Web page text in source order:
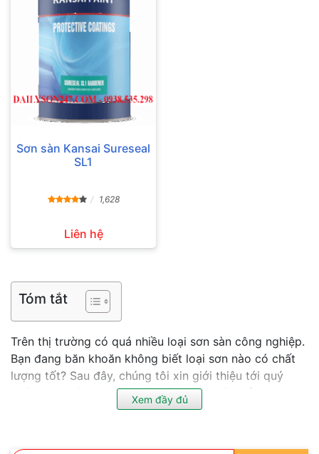
Sơn sàn Kansai Sureseal
SL1
1,628
Liên hệ
Tóm tắt
Trên thị trường có quá nhiều loại sơn sàn công nghiệp.
Bạn đang băn khoăn không biết loại sơn nào có chất
lượng tốt? Sau đây, chúng tôi xin giới thiệu tới quý
sơn sàn Kansai, một dòng sơn có chất lượng
hàng đầu, thân thiện với môi trường, phù hợp với nhiều
Xem đầy đủ